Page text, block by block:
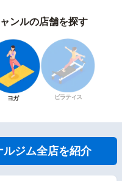
ンルの店舗を探す
ヨガ ピラティス
ジム全店を紹介